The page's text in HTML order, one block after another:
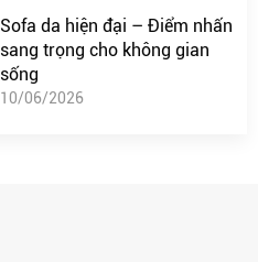
Sofa da hiện đại – Điểm nhấn
sang trọng cho không gian
sống
10/06/2026